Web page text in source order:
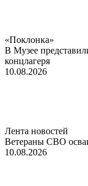
«Поклонка»
В Музее
концлагеря
10.08.2026
Лента новостей
Ветераны СВО
10.08.2026